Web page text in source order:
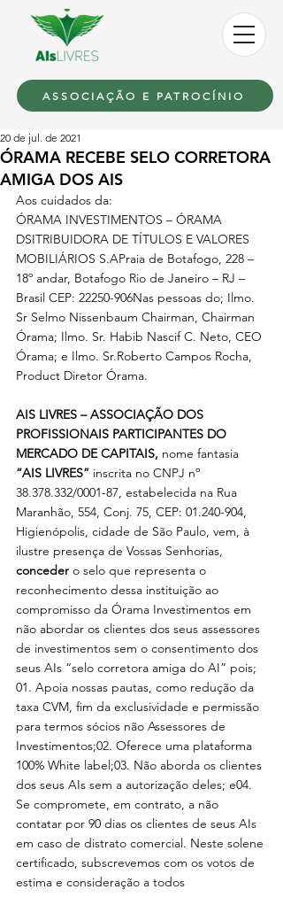
ASSOCIAÇÃO E PATROCÍNIO
ÓRAMA RECEBE SELO CORRETORA
AMIGA DOS AIS
20 de jul. de 2021
Aos cuidados da:
ÓRAMA INVESTIMENTOS – ÓRAMA
DSITRIBUIDORA DE TÍTULOS E VALORES
MOBILIÁRIOS S.APraia de Botafogo, 228 –
18º andar, Botafogo Rio de Janeiro – RJ –
Brasil CEP: 22250-906Nas pessoas do; Ilmo.
Sr Selmo Nissenbaum Chairman, Chairman
Órama; Ilmo. Sr. Habib Nascif C. Neto, CEO
Órama; e Ilmo. Sr.Roberto Campos Rocha,
Product Diretor Órama.
AIS LIVRES – ASSOCIAÇÃO DOS
PROFISSIONAIS PARTICIPANTES DO
MERCADO DE CAPITAIS, nome fantasia
“AIS LIVRES” inscrita no CNPJ nº
38.378.332/0001-87, estabelecida na Rua
Maranhão, 554, Conj. 75, CEP: 01.240-904,
Higienópolis, cidade de São Paulo, vem, à
ilustre presença de Vossas Senhorias,
conceder o selo que representa o
reconhecimento dessa instituição ao
compromisso da Órama Investimentos em
não abordar os clientes dos seus assessores
de investimentos sem o consentimento dos
seus AIs “selo corretora amiga do AI” pois;
01. Apoia nossas pautas, como redução da
taxa CVM, fim da exclusividade e permissão
para termos sócios não Assessores de
Investimentos;02. Oferece uma plataforma
100% White label;03. Não aborda os clientes
dos seus AIs sem a autorização deles; e04.
Se compromete, em contrato, a não
contatar por 90 dias os clientes de seus AIs
em caso de distrato comercial. Neste solene
certificado, subscrevemos com os votos de
estima e consideração a todos